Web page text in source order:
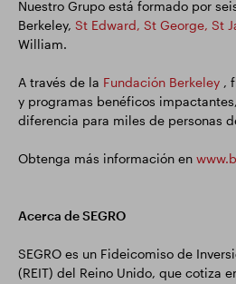
Nuestro Grupo está formado por
Berkeley, St Edward, St George, St
William.
A través de la Fundación Berkeley ,
y programas benéficos
diferencia para miles de personas
Obtenga más información en
Acerca de SEGRO
SEGRO es un Fideicomiso de
(REIT) del Reino Unido, que cotiza